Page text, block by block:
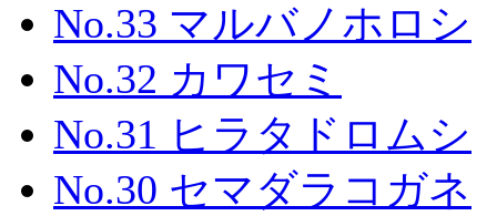
No.33 マルバノホロシ
No.32 カワセミ
No.31 ヒラタドロムシ
No.30 セマダラコガネ